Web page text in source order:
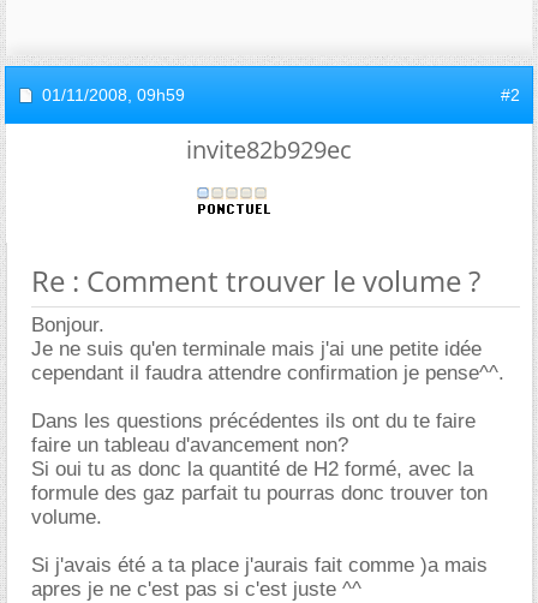
01/11/2008, 09h59 #2
invite82b929ec
Re : Comment trouver le volume ?
Bonjour.
Je ne suis qu'en terminale mais j'ai une petite idée
cependant il faudra attendre confirmation je pense^^.
Dans les questions précédentes ils ont du te faire
faire un tableau d'avancement non?
Si oui tu as donc la quantité de H2 formé, avec la
formule des gaz parfait tu pourras donc trouver ton
volume.
Si j'avais été a ta place j'aurais fait comme )a mais
apres je ne c'est pas si c'est juste ^^